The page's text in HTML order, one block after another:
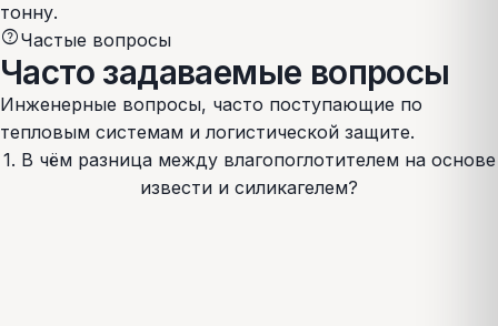
тонну.
helpЧастые вопросы
Часто задаваемые вопросы
Инженерные вопросы, часто поступающие по
тепловым системам и логистической защите.
1. В чём разница между влагопоглотителем на основе
извести и силикагелем?